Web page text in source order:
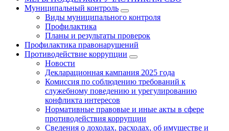
Муниципальный контроль
Виды муниципального контроля
Профилактика
Планы и результаты проверок
Профилактика правонарушений
Противодействие коррупции
Новости
Декларационная кампания 2025 года
Комиссия по соблюдению требований к
служебному поведению и урегулированию
конфликта интересов
Нормативные правовые и иные акты в сфере
противодействия коррупции
Сведения о доходах, расходах, об имуществе и